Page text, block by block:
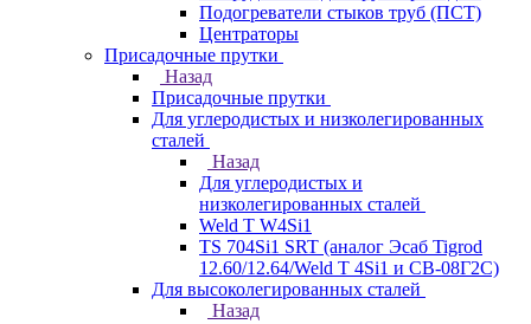
Подогреватели стыков труб (ПСТ)
Центраторы
Присадочные прутки
Назад
Присадочные прутки
Для углеродистых и низколегированных
сталей
Назад
Для углеродистых и
низколегированных сталей
Weld T W4Si1
TS 704Si1 SRT (аналог Эсаб Tigrod
12.60/12.64/Weld T 4Si1 и СВ-08Г2С)
Для высоколегированных сталей
Назад